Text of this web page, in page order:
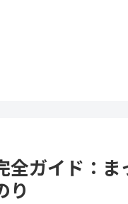
全ガイド：
り